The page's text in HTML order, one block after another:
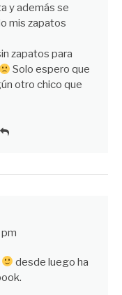
y además se
mis zapatos
zapatos para
Solo espero que
otro chico que
desde luego ha